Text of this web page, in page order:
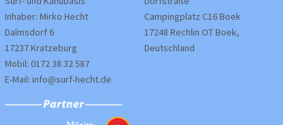
Inhaber: Mirko Hecht
Dalmsdorf 6
17237 Kratzeburg
Mobil: 0172 38 32 587
E-Mail: info@surf-hecht.de
Campingplatz C16 Boek
17248 Rechlin OT Boek,
Deutschland